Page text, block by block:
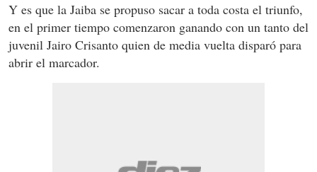
Y es que la Jaiba se propuso sacar a toda costa el triunfo,
en el primer tiempo comenzaron ganando con un tanto del
juvenil Jairo Crisanto quien de media vuelta disparó para
abrir el marcador.